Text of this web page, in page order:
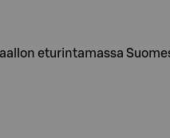
eturintamassa